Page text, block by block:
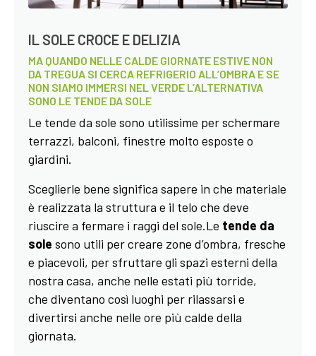
IL SOLE CROCE E DELIZIA
MA QUANDO NELLE CALDE GIORNATE ESTIVE NON
DA TREGUA SI CERCA REFRIGERIO ALL’OMBRA E SE
NON SIAMO IMMERSI NEL VERDE L’ALTERNATIVA
SONO LE TENDE DA SOLE
Le tende da sole sono utilissime per schermare
terrazzi, balconi, finestre molto esposte o
giardini.
Sceglierle bene significa sapere in che materiale
è realizzata la struttura e il telo che deve
riuscire a fermare i raggi del sole.Le tende da
sole sono utili per creare zone d’ombra, fresche
e piacevoli, per sfruttare gli spazi esterni della
nostra casa, anche nelle estati più torride,
che diventano così luoghi per rilassarsi e
divertirsi anche nelle ore più calde della
giornata.